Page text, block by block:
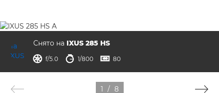
Снято на IXUS 285 HS
диафрагма
 f/5.0 выдержка
 1/800 ISO
 80
1 / 8